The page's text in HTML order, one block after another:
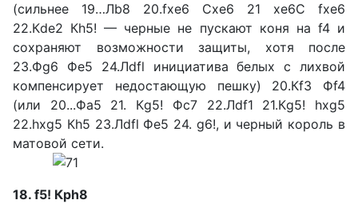
(сильнее 19…Лb8 20.fxe6 Схе6 21 xe6С fxe6
22.Кde2 Кh5! — черные не пускают коня на f4 и
сохра­няют возможности защиты, хотя после
23.Фg6 Фe5 24.Лdfl инициатива белых с лихвой
компенсирует недостающую пешку) 20.Кf3 Фf4
(или 20...Фа5 21. Кg5! Фс7 22.Лdf1 21.Кg5! hxg5
22.hxg5 Кh5 23.Лdfl Фe5 24. g6!, и черный король в
мато­вой сети.
18. f5! Крh8